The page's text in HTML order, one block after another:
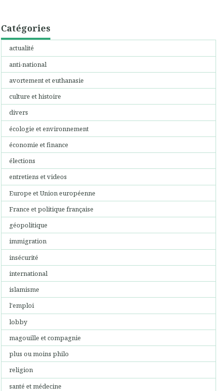
Catégories
actualité
anti-national
avortement et euthanasie
culture et histoire
divers
écologie et environnement
économie et finance
élections
entretiens et videos
Europe et Union européenne
France et politique française
géopolitique
immigration
insécurité
international
islamisme
l'emploi
lobby
magouille et compagnie
plus ou moins philo
religion
santé et médecine